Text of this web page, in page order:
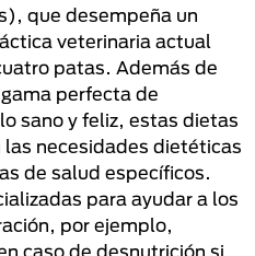
que desempeña un
veterinaria actual
patas. Además de
perfecta de
sano y feliz, estas dietas
necesidades dietéticas
de salud específicos.
para ayudar a los
por ejemplo,
caso de desnutrición si